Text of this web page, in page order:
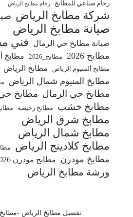
رخام صناعي للمطابخ
رخام مطابخ الرياض
شركة مطابخ الرياض
صيانة مطابخ الرياض
صيانة مطابخ حي الرمال فني
مطابخ 2026 مطابخ_2026 مطابخ
مطابخ ألمنيوم الرياض مطابخ الرياض
مطابخ المنيوم شمال الرياض
مطابخ حي الرمال مطابخ
مطابخ خشب مطابخ رخيصة
مطابخ شرق الرياض
مطابخ شمال الرياض
مطابخ كلادينج الرياض
مطابخ مودرن مطابخ مودرن 2026
ورشة مطابخ الرياض
تفصيل مطابخ الرياض -